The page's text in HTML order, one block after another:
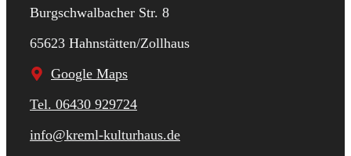
Burgschwalbacher Str. 8
65623 Hahnstätten/Zollhaus
Google Maps
Tel. 06430 929724
info@kreml-kulturhaus.de